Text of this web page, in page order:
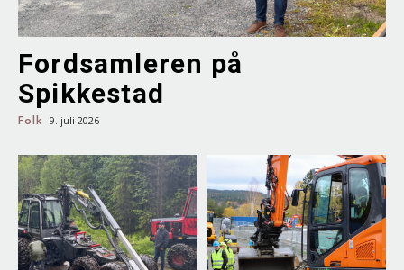
Fordsamleren på
Spikkestad
Folk 9. juli 2026